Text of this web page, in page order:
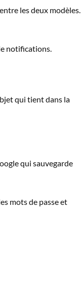
les deux modèles.
notifications.
qui tient dans la
qui sauvegarde
mots de passe et